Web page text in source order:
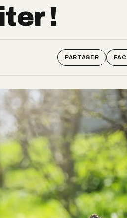
!
PARTAGER